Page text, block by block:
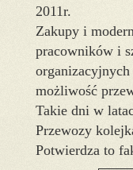
2011r.
Zakupy i
pracowników i
organizacyjnych
możliwość
Takie dni w
Przewozy
Potwierdza to